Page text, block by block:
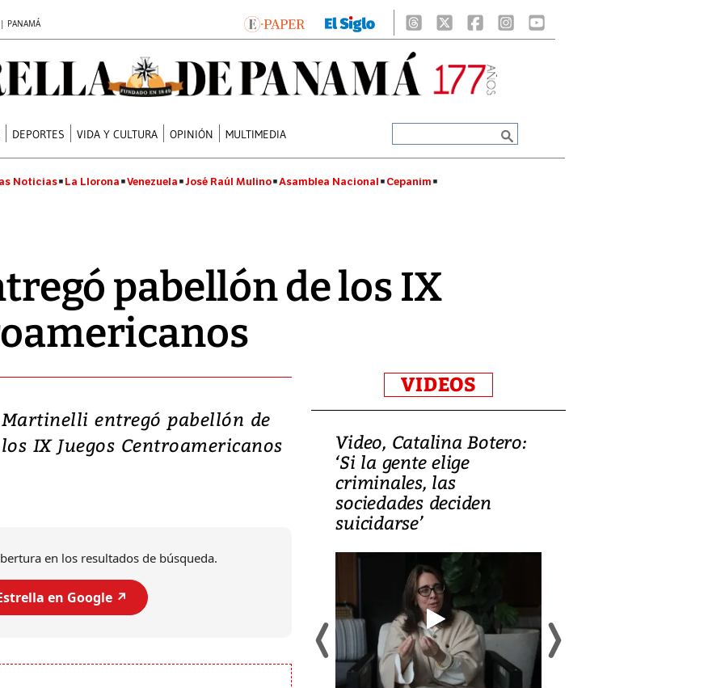
PANAMÁ
DEPORTES VIDA Y CULTURA OPINIÓN MULTIMEDIA
Noticias La Llorona Venezuela José Raúl Mulino Asamblea Nacional Cepanim
pabellón de los IX
Martinelli entregó pabellón de
los IX Juegos Centroamericanos
en los resultados de búsqueda.
en Google ↗️
VIDEOS
Video, Japón: Terremoto
deja heridos y graves
Un fuerte terremoto de magnitud
Video, Catalina Botero:
‘Si la gente elige
criminales, las
sociedades deciden
suicidarse’